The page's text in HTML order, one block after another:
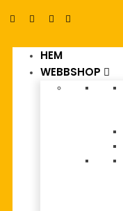
HEM
WEBBSHOP